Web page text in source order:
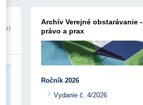
Archív Verejné obstarávanie -
právo a prax
Ročník 2026
Vydanie č. 4/2026